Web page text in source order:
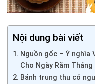
Nội dung bài viết
Nguồn gốc – Ý nghĩa
Cho Ngày Rằm Tháng
Bánh trung thu có